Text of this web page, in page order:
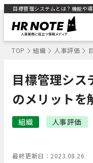
目標管理システムとは？機能や
TOP 組織 人事評価
目標管理シス
のメリットを
組織 人事評価
最終更新日： 2023.08.26